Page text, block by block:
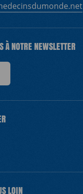
À NOTRE NEWSLETTER
LOIN